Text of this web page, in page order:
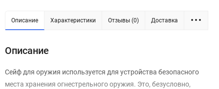
Описание Характеристики Отзывы (0) Доставка
Описание
Сейф для оружия используется для устройства безопасного
места хранения огнестрельного оружия. Это, безусловно,